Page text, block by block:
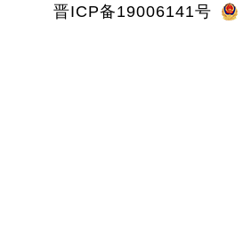
晋ICP备19006141号